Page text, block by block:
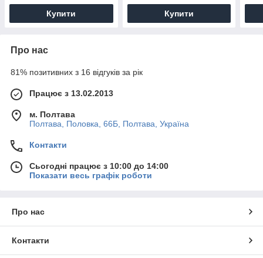
Купити Купити
Про нас
81% позитивних з 16 відгуків за рік
Працює з 13.02.2013
м. Полтава
Полтава, Половка, 66Б, Полтава, Україна
Контакти
Сьогодні працює з 10:00 до 14:00
Показати весь графік роботи
Про нас
Контакти